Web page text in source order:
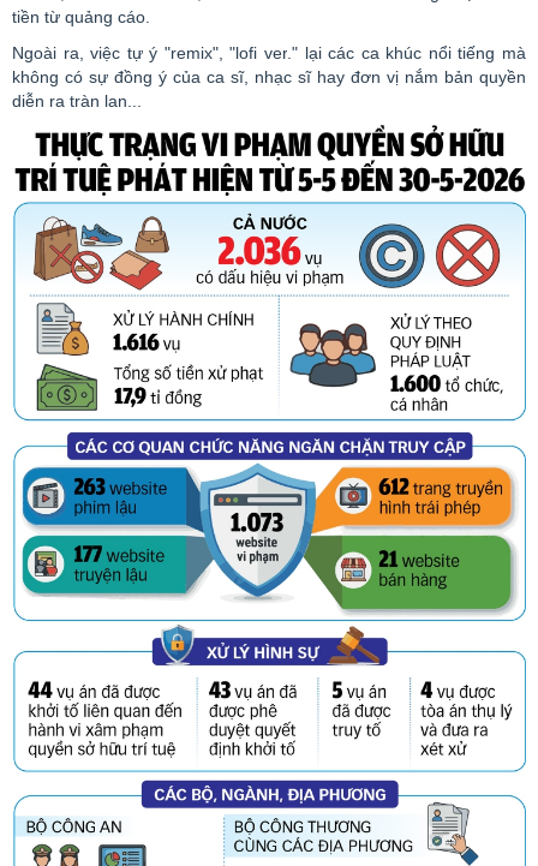
tiền từ quảng cáo.
Ngoài ra, việc tự ý "remix", "lofi ver." lại các ca khúc nổi tiếng mà
không có sự đồng ý của ca sĩ, nhạc sĩ hay đơn vị nắm bản quyền
diễn ra tràn lan...